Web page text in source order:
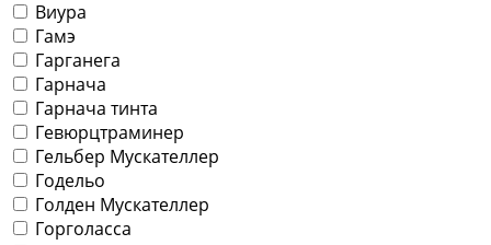
Виура
Гамэ
Гарганега
Гарнача
Гарнача тинта
Гевюрцтраминер
Гельбер Мускателлер
Годельо
Голден Мускателлер
Горголасса